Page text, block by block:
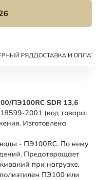
РЯДДОСТАВКА И
ПЭ100RC SDR 13,6
2001 (код товара:
Изготовлена
- ПЭ100RC. По нему
Предотвращает
при нагрузке.
ПЭ100 или